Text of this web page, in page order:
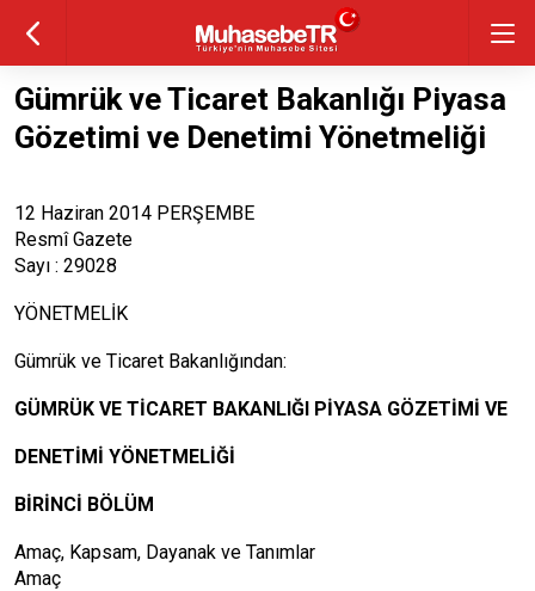
Gümrük ve Ticaret Bakanlığı Piyasa
Gözetimi ve Denetimi Yönetmeliği
12 Haziran 2014 PERŞEMBE
Resmî Gazete
Sayı : 29028
YÖNETMELİK
Gümrük ve Ticaret Bakanlığından:
GÜMRÜK VE TİCARET BAKANLIĞI PİYASA GÖZETİMİ VE
DENETİMİ YÖNETMELİĞİ
BİRİNCİ BÖLÜM
Amaç, Kapsam, Dayanak ve Tanımlar
Amaç